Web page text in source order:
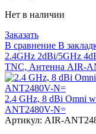
Нет в наличии
Заказать
В сравнение В
2.4GHz 2dBi/5GHz
TNC, Антенна AIR-
2.4 GHz, 8 dBi Omni
ANT2480V-N=
Артикул: AIR-